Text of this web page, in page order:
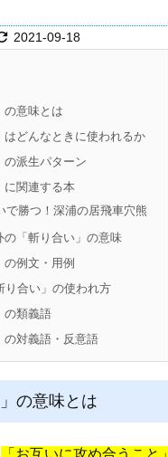
2021-09-18
の意味とは
はどんなときに使われるか
の派生パターン
に関連する本
で勝つ！深浦の居飛車穴熊
の「斬り合い」の意味
の例文・用例
り合い」の使われ方
の類義語
の対義語・反意語
の意味とは